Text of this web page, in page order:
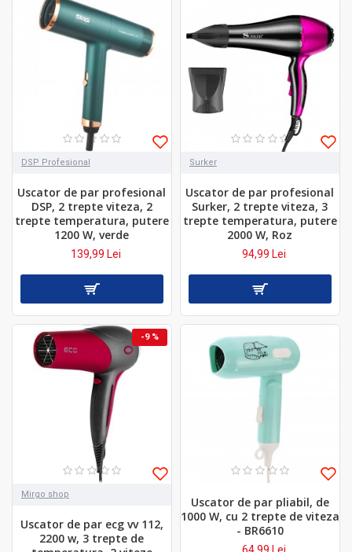
DSP Profesional
Uscator de par profesional
DSP, 2 trepte viteza, 2
trepte temperatura, putere
1200 W, verde
139,99 Lei
Surker
Uscator de par profesional
Surker, 2 trepte viteza, 3
trepte temperatura, putere
2000 W, Roz
94,99 Lei
-9 %
Mirgo shop
Uscator de par ecg vv 112,
2200 w, 3 trepte de
Uscator de par pliabil, de
1000 W, cu 2 trepte de viteza
- BR6610
64,99 Lei